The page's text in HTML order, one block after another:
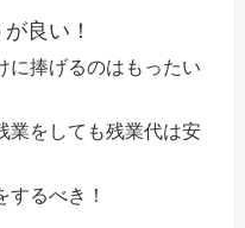
良い！
に捧げるのはもったい
業をしても残業代は安
するべき！